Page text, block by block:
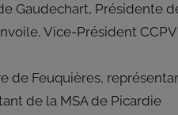
Gaudechart, Présidente
Vice-Président
de Feuquières,
de la MSA de Picardie